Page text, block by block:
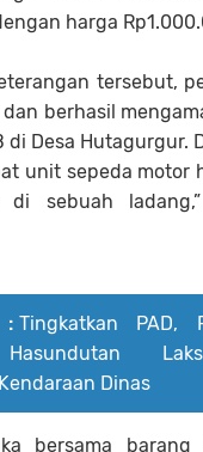
harga
tersebut,
berhasil
di Desa Hutagurgur.
unit sepeda motor
di sebuah
: Tingkatkan PAD,
Dinas
bersama